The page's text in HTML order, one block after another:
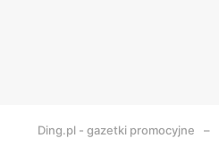
Ding.pl - gazetki promocyjne